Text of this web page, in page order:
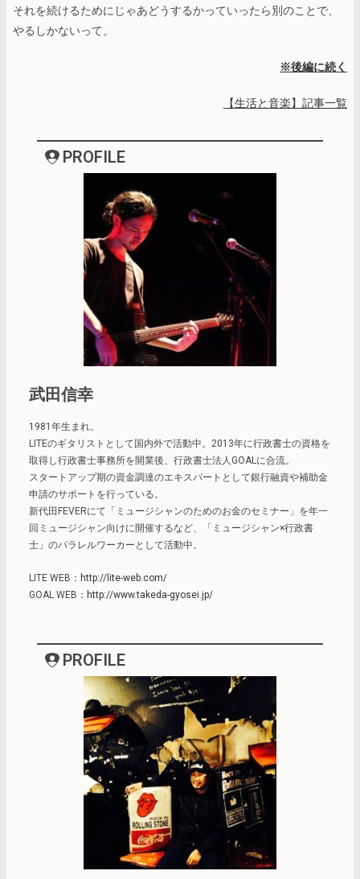
それを続けるためにじゃあどうするかっていったら別のことで、
やるしかないって。
※後編に続く
【生活と音楽】記事一覧
PROFILE
武田信幸
1981年生まれ。
LITEのギタリストとして国内外で活動中。2013年に行政書士の資格を
取得し行政書士事務所を開業後、行政書士法人GOALに合流。
スタートアップ期の資金調達のエキスパートとして銀行融資や補助金
申請のサポートを行っている。
新代田FEVERにて「ミュージシャンのためのお金のセミナー」を年一
回ミュージシャン向けに開催するなど、「ミュージシャン×行政書
士」のパラレルワーカーとして活動中。
LITE WEB： http://lite-web.com/
GOAL WEB： http://www.takeda-gyosei.jp/
PROFILE